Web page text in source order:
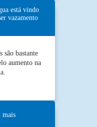
está vindo
vazamento
são bastante
aumento na
mais